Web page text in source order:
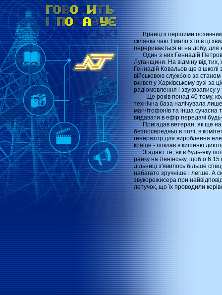
Вранці з першими позивними
склянка чаю. І мало хто в ці
переривається ні на добу, для
Один з них Геннадій
Луганщини. На відміну від
Геннадій Ковальов ще в школі
військовою службою за
вчився у Харківському вузі
радіомовлення і звукозапису
- Ще років понад 40 тому,
технічна база налічувала
магнітофонів та інша сучасна
видавати в ефір передачі будь-
Пригадав ветеран, як ще на
безпосередньо в полі, в
генератор для вироблення
краще - поклав в кишеню
Згадав і те, як в будь-яку
ранку на Ленінську, щоб о
дільниці з'явилось більше
набагато зручніше і легше. А
звукорежисера при
летучок, що їх проводили